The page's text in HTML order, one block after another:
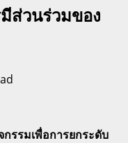
ส่วนร่วมของ
รรมเพื่อการยกระดับ